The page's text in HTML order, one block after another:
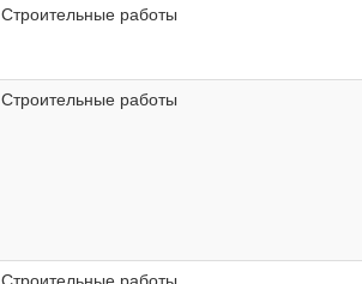
Строительные работы
Строительные работы
Строительные работы